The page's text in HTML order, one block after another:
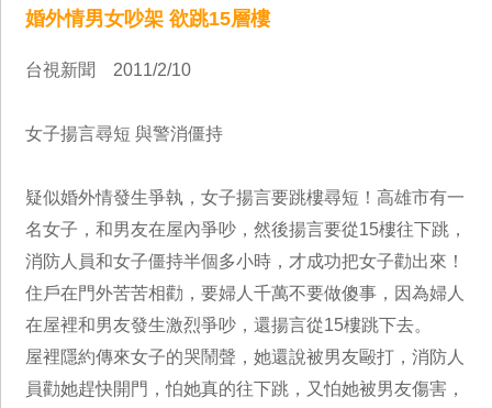
婚外情男女吵架 欲跳15層樓
台視新聞 2011/2/10
女子揚言尋短 與警消僵持
疑似婚外情發生爭執，女子揚言要跳樓尋短！高雄市有一
名女子，和男友在屋內爭吵，然後揚言要從15樓往下跳，
消防人員和女子僵持半個多小時，才成功把女子勸出來！
住戶在門外苦苦相勸，要婦人千萬不要做傻事，因為婦人
在屋裡和男友發生激烈爭吵，還揚言從15樓跳下去。
屋裡隱約傳來女子的哭鬧聲，她還說被男友毆打，消防人
員勸她趕快開門，怕她真的往下跳，又怕她被男友傷害，